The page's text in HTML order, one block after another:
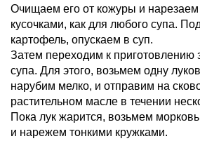
Очищаем его от кожуры и
кусочками, как для любого супа.
картофель, опускаем в суп.
Затем переходим к приготовлению
супа. Для этого, возьмем одну
нарубим мелко, и отправим на
растительном масле в течении
Пока лук жарится, возьмем
и нарежем тонкими кружками.